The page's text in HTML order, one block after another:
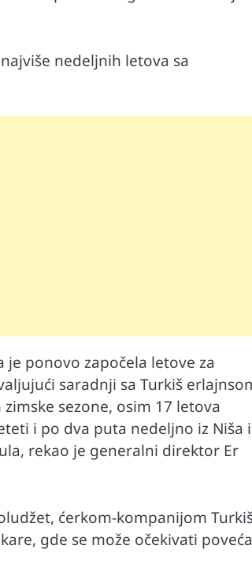
nedeljnih letova sa
je ponovo započela letove za
saradnji sa Turkiš
sezone, osim 17 letova
i po dva puta nedeljno iz Niša i
rekao je generalni direktor Er
ćerkom-kompanijom
gde se može očekivati
u vožnji nije poželjno držati ruku
menjaču